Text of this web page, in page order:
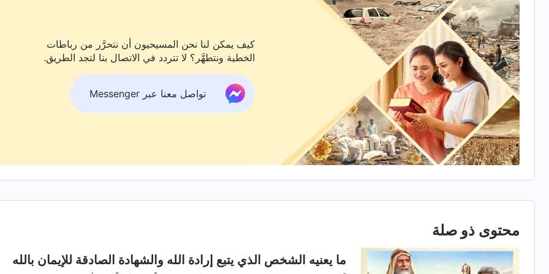
إيمانك بالله، وهذا سيعد علامةً على أن الله قد ربحك.
كيف يمكن لنا نحن المسيحيون أن نتحرَّر من رباطات
الخطية ونتطهَّر؟ لا تتردد في الاتصال بنا لتجد الطريق.
تواصل معنا عبر Messenger
محتوى ذو صلة
ما يعنيه الشخص الذي يتبع إرادة الله والشهادة الصادقة للإيمان بالله